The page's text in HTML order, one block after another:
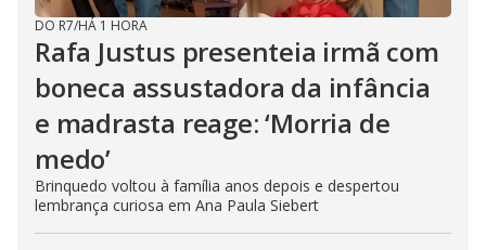
DO R7/HÁ 1 HORA
Rafa Justus presenteia irmã com
boneca assustadora da infância
e madrasta reage: ‘Morria de
medo’
Brinquedo voltou à família anos depois e despertou
lembrança curiosa em Ana Paula Siebert